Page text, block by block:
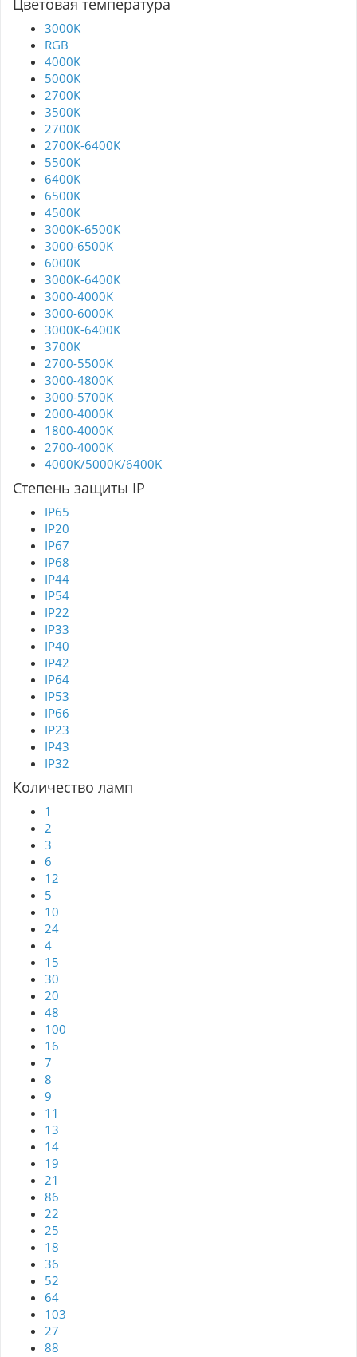
Цветовая температура
3000K
RGB
4000K
5000K
2700K
3500K
2700К
2700K-6400K
5500K
6400K
6500K
4500K
3000K-6500K
3000-6500K
6000K
3000K-6400K
3000-4000K
3000-6000K
3000К-6400K
3700K
2700-5500K
3000-4800K
3000-5700K
2000-4000K
1800-4000K
2700-4000K
4000K/5000K/6400K
Степень защиты IP
IP65
IP20
IP67
IP68
IP44
IP54
IP22
IP33
IP40
IP42
IP64
IP53
IP66
IP23
IP43
IP32
Количество ламп
1
2
3
6
12
5
10
24
4
15
30
20
48
100
16
7
8
9
11
13
14
19
21
86
22
25
18
36
52
64
103
27
88